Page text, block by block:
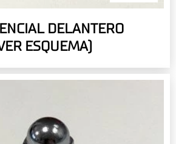
DELANTERO
ESQUEMA)